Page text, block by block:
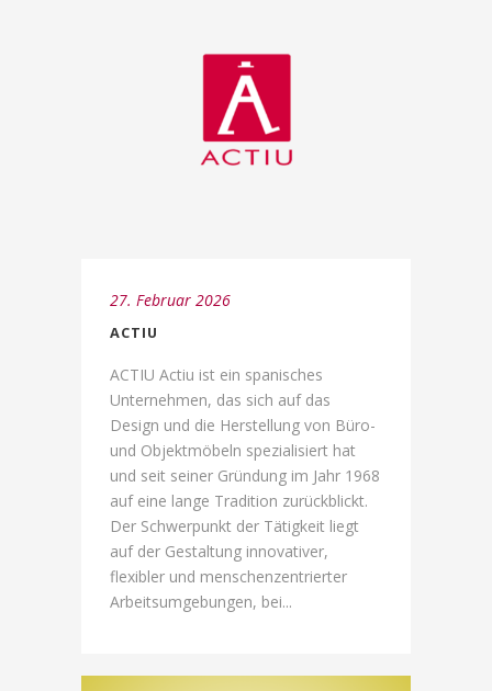
27. Februar 2026
ACTIU
ACTIU Actiu ist ein spanisches
Unternehmen, das sich auf das
Design und die Herstellung von Büro-
und Objektmöbeln spezialisiert hat
und seit seiner Gründung im Jahr 1968
auf eine lange Tradition zurückblickt.
Der Schwerpunkt der Tätigkeit liegt
auf der Gestaltung innovativer,
flexibler und menschenzentrierter
Arbeitsumgebungen, bei...